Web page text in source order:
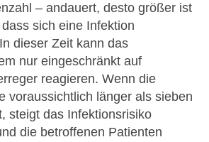
– andauert, desto größer ist
sich eine Infektion
dieser Zeit kann das
nur eingeschränkt auf
reagieren. Wenn die
voraussichtlich länger als sieben
steigt das Infektionsrisiko
die betroffenen Patienten